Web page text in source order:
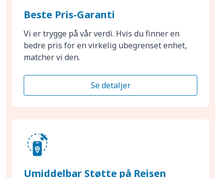
Beste Pris-Garanti
Vi er trygge på vår verdi. Hvis du finner en
bedre pris for en virkelig ubegrenset enhet,
matcher vi den.
Se detaljer
Umiddelbar Støtte på Reisen